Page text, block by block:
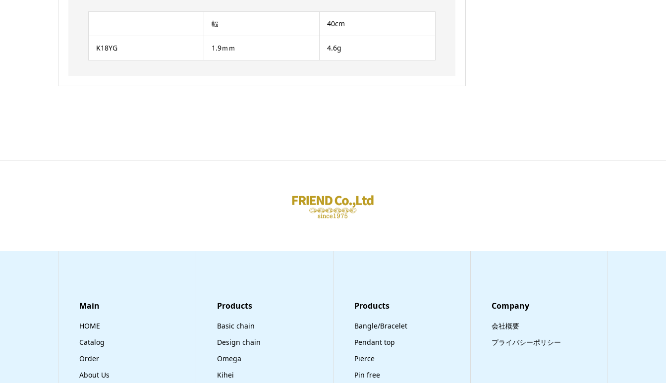
幅 40cm
K18YG 1.9ｍｍ 4.6g
Main
HOME
Catalog
Order
About Us
​Products
Basic chain
Design chain
Omega
Kihei
​Products
Bangle/Bracelet
Pendant top
Pierce
Pin free
Company
会社概要
プライバシーポリシー